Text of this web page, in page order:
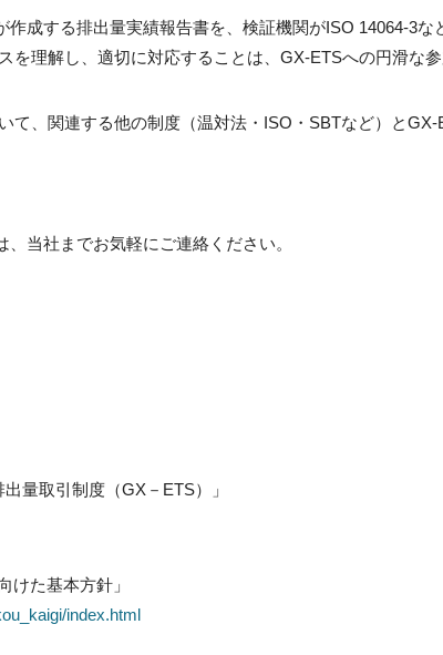
成する排出量実績報告書を、検証機関がISO 14064-3
を理解し、適切に対応することは、GX-ETSへの円滑な
て、関連する他の制度（温対法・ISO・SBTなど）と
当社までお気軽にご連絡ください。
量取引制度（GX－ETS）」
けた基本方針」
index.html